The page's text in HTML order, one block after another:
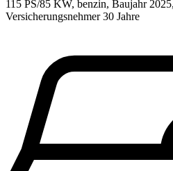
115 PS/85 KW, benzin, Baujahr 2025,
Versicherungsnehmer 30 Jahre